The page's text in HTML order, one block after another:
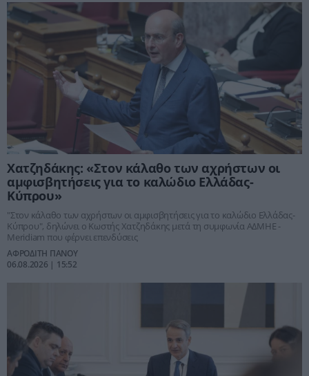
Χατζηδάκης: «Στον κάλαθο των αχρήστων οι
αμφισβητήσεις για το καλώδιο Ελλάδας-
Κύπρου»
"Στον κάλαθο των αχρήστων οι αμφισβητήσεις για το καλώδιο Ελλάδας-
Κύπρου", δηλώνει ο Κωστής Χατζηδάκης μετά τη συμφωνία ΑΔΜΗΕ -
Meridiam που φέρνει επενδύσεις
ΑΦΡΟΔΙΤΗ ΠΑΝΟΥ
06.08.2026 | 15:52